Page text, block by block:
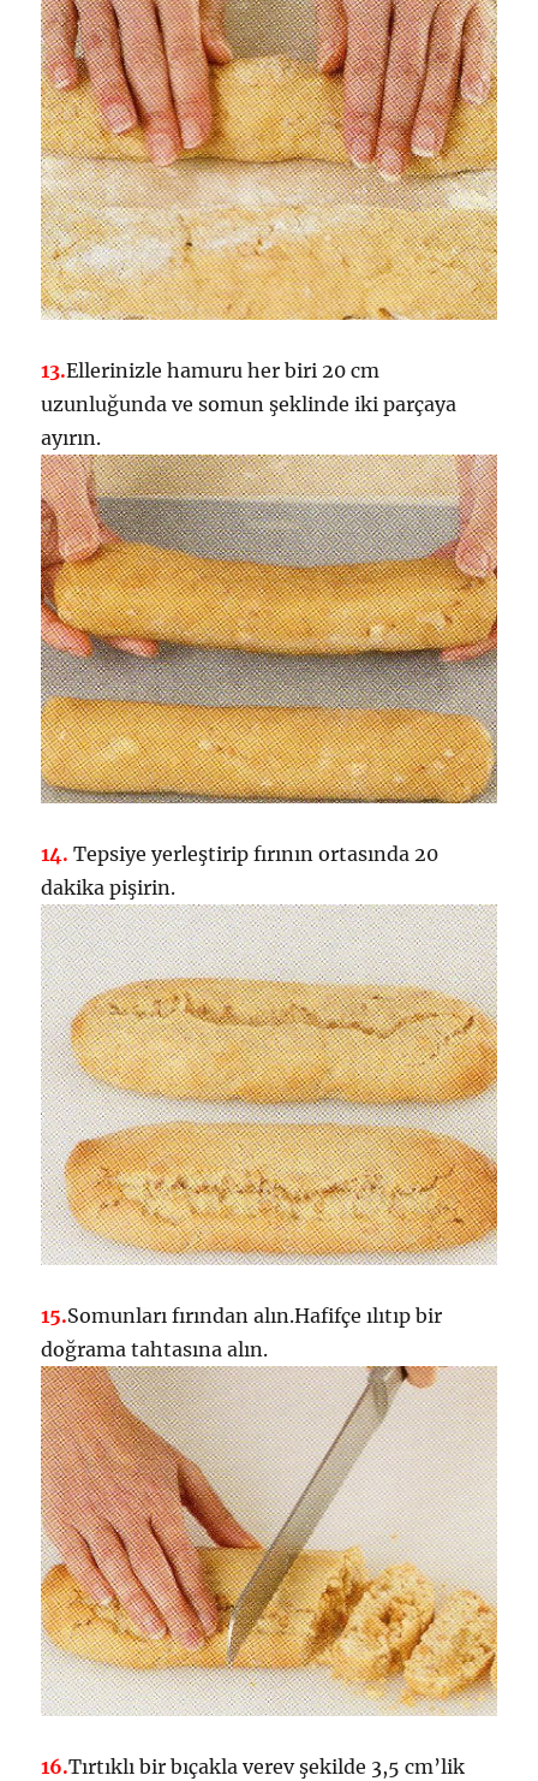
13.Ellerinizle hamuru her biri 20 cm
uzunluğunda ve somun şeklinde iki parçaya
ayırın.
14. Tepsiye yerleştirip fırının ortasında 20
dakika pişirin.
15.Somunları fırından alın.Hafifçe ılıtıp bir
doğrama tahtasına alın.
16.Tırtıklı bir bıçakla verev şekilde 3,5 cm’lik